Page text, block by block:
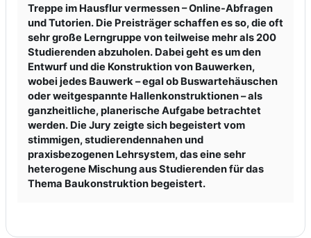
Treppe im Hausflur vermessen – Online-Abfragen
und Tutorien. Die Preisträger schaffen es so, die oft
sehr große Lerngruppe von teilweise mehr als 200
Studierenden abzuholen. Dabei geht es um den
Entwurf und die Konstruktion von Bauwerken,
wobei jedes Bauwerk – egal ob Buswartehäuschen
oder weitgespannte Hallenkonstruktionen – als
ganzheitliche, planerische Aufgabe betrachtet
werden. Die Jury zeigte sich begeistert vom
stimmigen, studierendennahen und
praxisbezogenen Lehrsystem, das eine sehr
heterogene Mischung aus Studierenden für das
Thema Baukonstruktion begeistert.